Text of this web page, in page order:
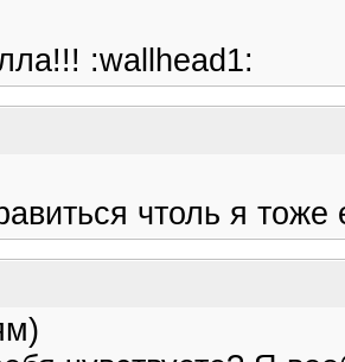
:wallhead1:
чтоль я